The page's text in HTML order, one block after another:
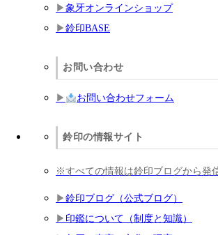
象牙オンラインショップ
鈴印BASE
お問い合わせ
お問い合わせフォーム
鈴印の情報サイト
※すべての情報は鈴印ブログから発
鈴印ブログ（公式ブログ）
印鑑について（制度と知識）